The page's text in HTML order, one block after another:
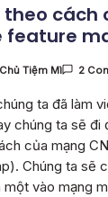
cách
feature
Chủ Tiệm Mì 2
ta đã làm
chúng ta sẽ đi
của mạng
Chúng ta sẽ
một vào mạng